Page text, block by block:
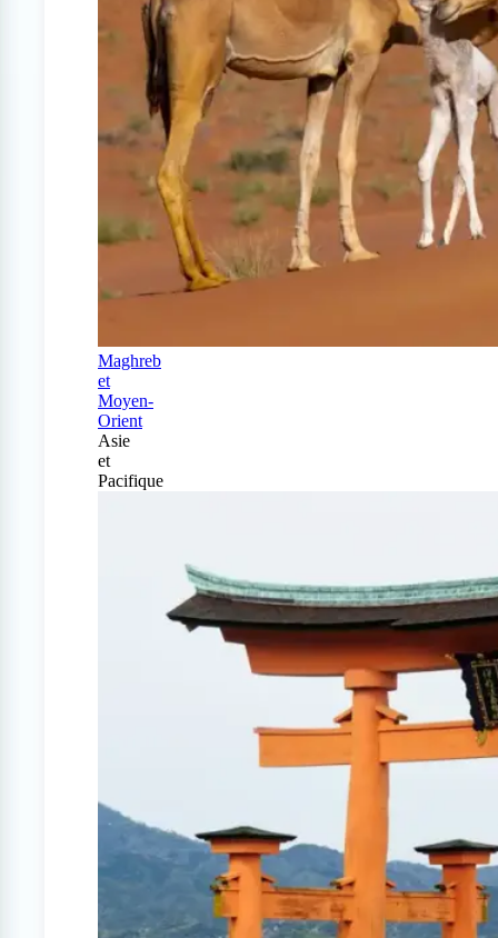
Maghreb
et
Moyen-
Orient
Asie
et
Pacifique